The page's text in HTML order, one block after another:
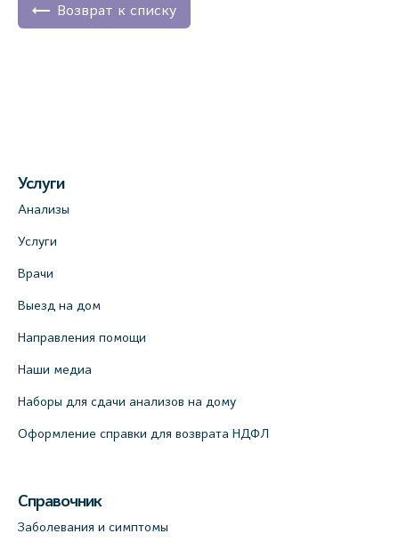
Возврат к списку
Услуги
Анализы
Услуги
Врачи
Выезд на дом
Направления помощи
Наши медиа
Наборы для сдачи анализов на дому
Оформление справки для возврата НДФЛ
Справочник
Заболевания и симптомы